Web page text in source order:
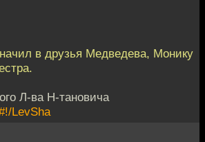
в друзья Медведева, Монику
Л-ва Н-тановича
LevSha